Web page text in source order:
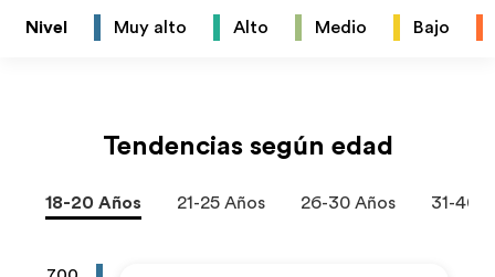
Nivel Muy alto Alto Medio Bajo
Tendencias según edad
18-20 Años 21-25 Años 26-30 Años 31-40